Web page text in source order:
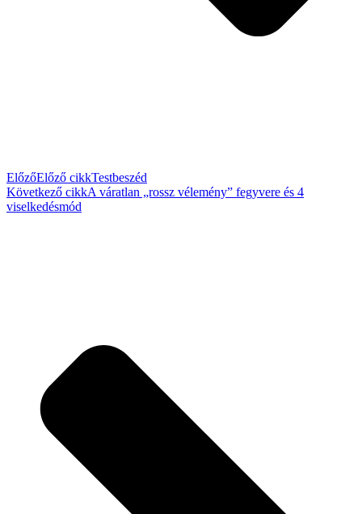
ElőzőElőző cikkTestbeszéd
Következő cikkA váratlan „rossz vélemény” fegyvere és 4
viselkedésmód